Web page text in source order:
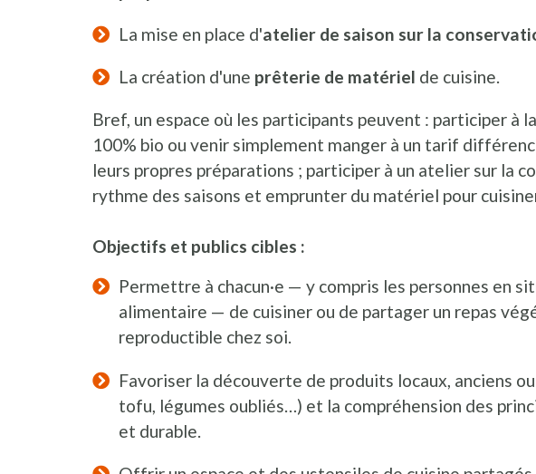
La mise en place d'atelier de saison sur la
La création d'une prêterie de matériel de cuisine.
Bref, un espace où les participants peuvent : participer à
100% bio ou venir simplement manger à un tarif
leurs propres préparations ; participer à un atelier sur la
rythme des saisons et emprunter du matériel pour
Objectifs et publics cibles :
Permettre à chacun·e — y compris les personnes en
alimentaire — de cuisiner ou de partager un repas
reproductible chez soi.
Favoriser la découverte de produits locaux, anciens
tofu, légumes oubliés…) et la compréhension des
et durable.